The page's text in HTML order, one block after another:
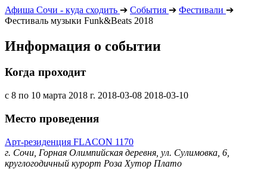
Афиша Сочи - куда сходить ➔ События ➔ Фестивали ➔
Фестиваль музыки Funk&Beats 2018
Информация о событии
Когда проходит
с 8 по 10 марта 2018 г. 2018-03-08 2018-03-10
Место проведения
Арт-резиденция FLACON 1170
г. Сочи, Горная Олимпийская деревня, ул. Сулимовка, 6,
круглогодичный курорт Роза Хутор Плато